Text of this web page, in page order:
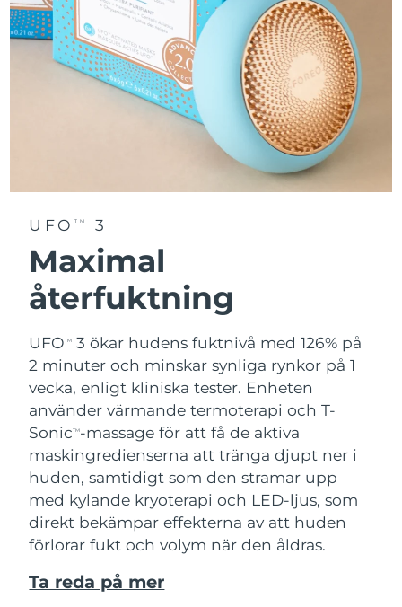
UFO TM 3
Maximal
återfuktning
UFOTM
3 ökar hudens fuktnivå med 126% på
2 minuter och minskar synliga rynkor på 1
vecka, enligt kliniska tester. Enheten
använder värmande termoterapi och T-
SonicTM-massage för att få de aktiva
maskingredienserna att tränga djupt ner i
huden, samtidigt som den stramar upp
med kylande kryoterapi och LED-ljus, som
direkt bekämpar effekterna av att huden
förlorar fukt och volym när den åldras.
Ta reda på mer